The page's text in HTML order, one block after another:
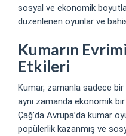
sosyal ve ekonomik
düzenlenen oyunlar ve
Kumarın
Etkileri
Kumar, zamanla sadece bir
aynı zamanda ekonomik
Çağ’da Avrupa’da kumar
popülerlik kazanmış ve